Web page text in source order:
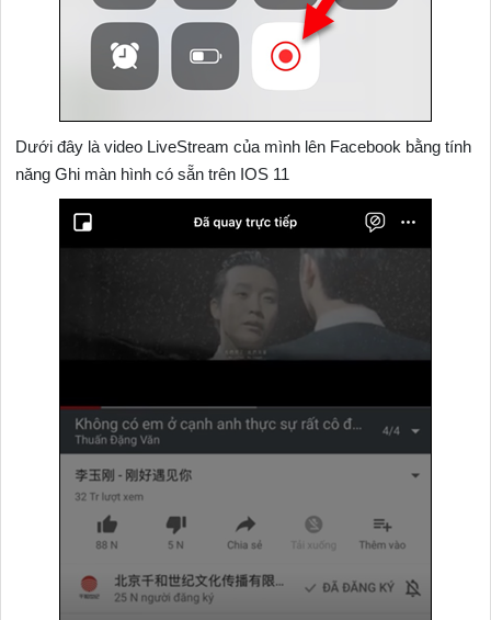
Dưới đây là video LiveStream của mình lên Facebook bằng tính
năng Ghi màn hình có sẵn trên IOS 11